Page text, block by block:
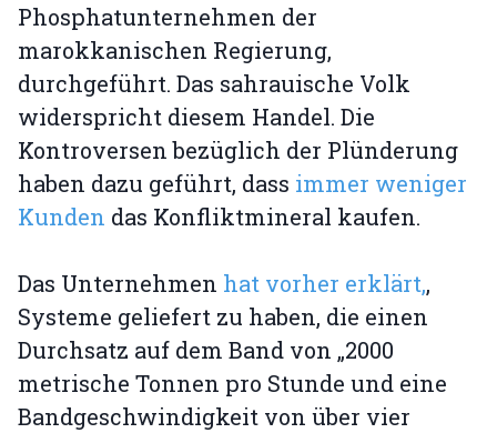
Phosphatunternehmen der
marokkanischen Regierung,
durchgeführt. Das sahrauische Volk
widerspricht diesem Handel. Die
Kontroversen bezüglich der Plünderung
haben dazu geführt, dass immer weniger
Kunden das Konfliktmineral kaufen.
Das Unternehmen hat vorher erklärt,,
Systeme geliefert zu haben, die einen
Durchsatz auf dem Band von „2000
metrische Tonnen pro Stunde und eine
Bandgeschwindigkeit von über vier